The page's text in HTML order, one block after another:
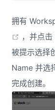
拥有
(opens
，并点
被提示选择
Name 并选
完成创建。